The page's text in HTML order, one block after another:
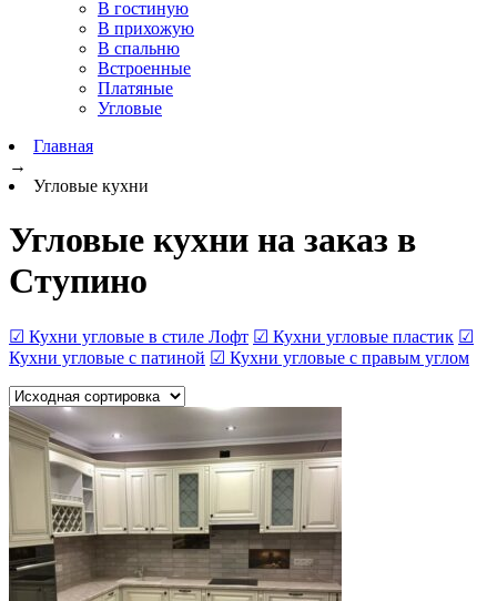
В гостиную
В прихожую
В спальню
Встроенные
Платяные
Угловые
Главная
→
Угловые кухни
Угловые кухни на заказ в
Ступино
☑ Кухни угловые в стиле Лофт ☑ Кухни угловые пластик ☑
Кухни угловые с патиной ☑ Кухни угловые с правым углом